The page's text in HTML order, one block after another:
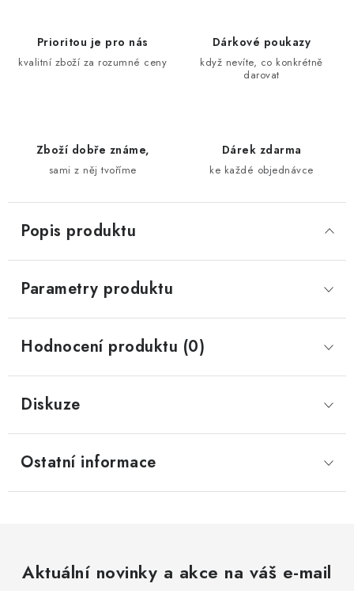
Prioritou je pro nás
kvalitní zboží za rozumné ceny
Dárkové poukazy
když nevíte, co konkrétně
darovat
Zboží dobře známe,
sami z něj tvoříme
Dárek zdarma
ke každé objednávce
Popis produktu
Parametry produktu
Hodnocení produktu (0)
Diskuze
Ostatní informace
Aktuální novinky a akce na váš e-mail